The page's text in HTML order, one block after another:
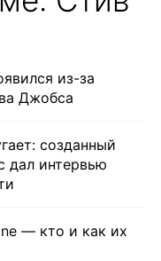
из-за
Джобса
созданный
дал интервью
— кто и как их